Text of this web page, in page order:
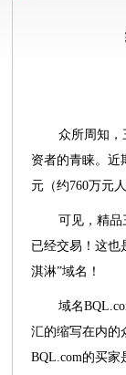
众所周知，
资者的青睐。近
元（约760万元
可见，精品
已经交易！这也
淇淋”域名！
域名
汇的缩写在内的
BQL.com的买